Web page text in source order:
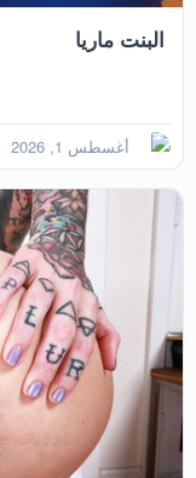
البنت ماريا
أغسطس 1, 2026